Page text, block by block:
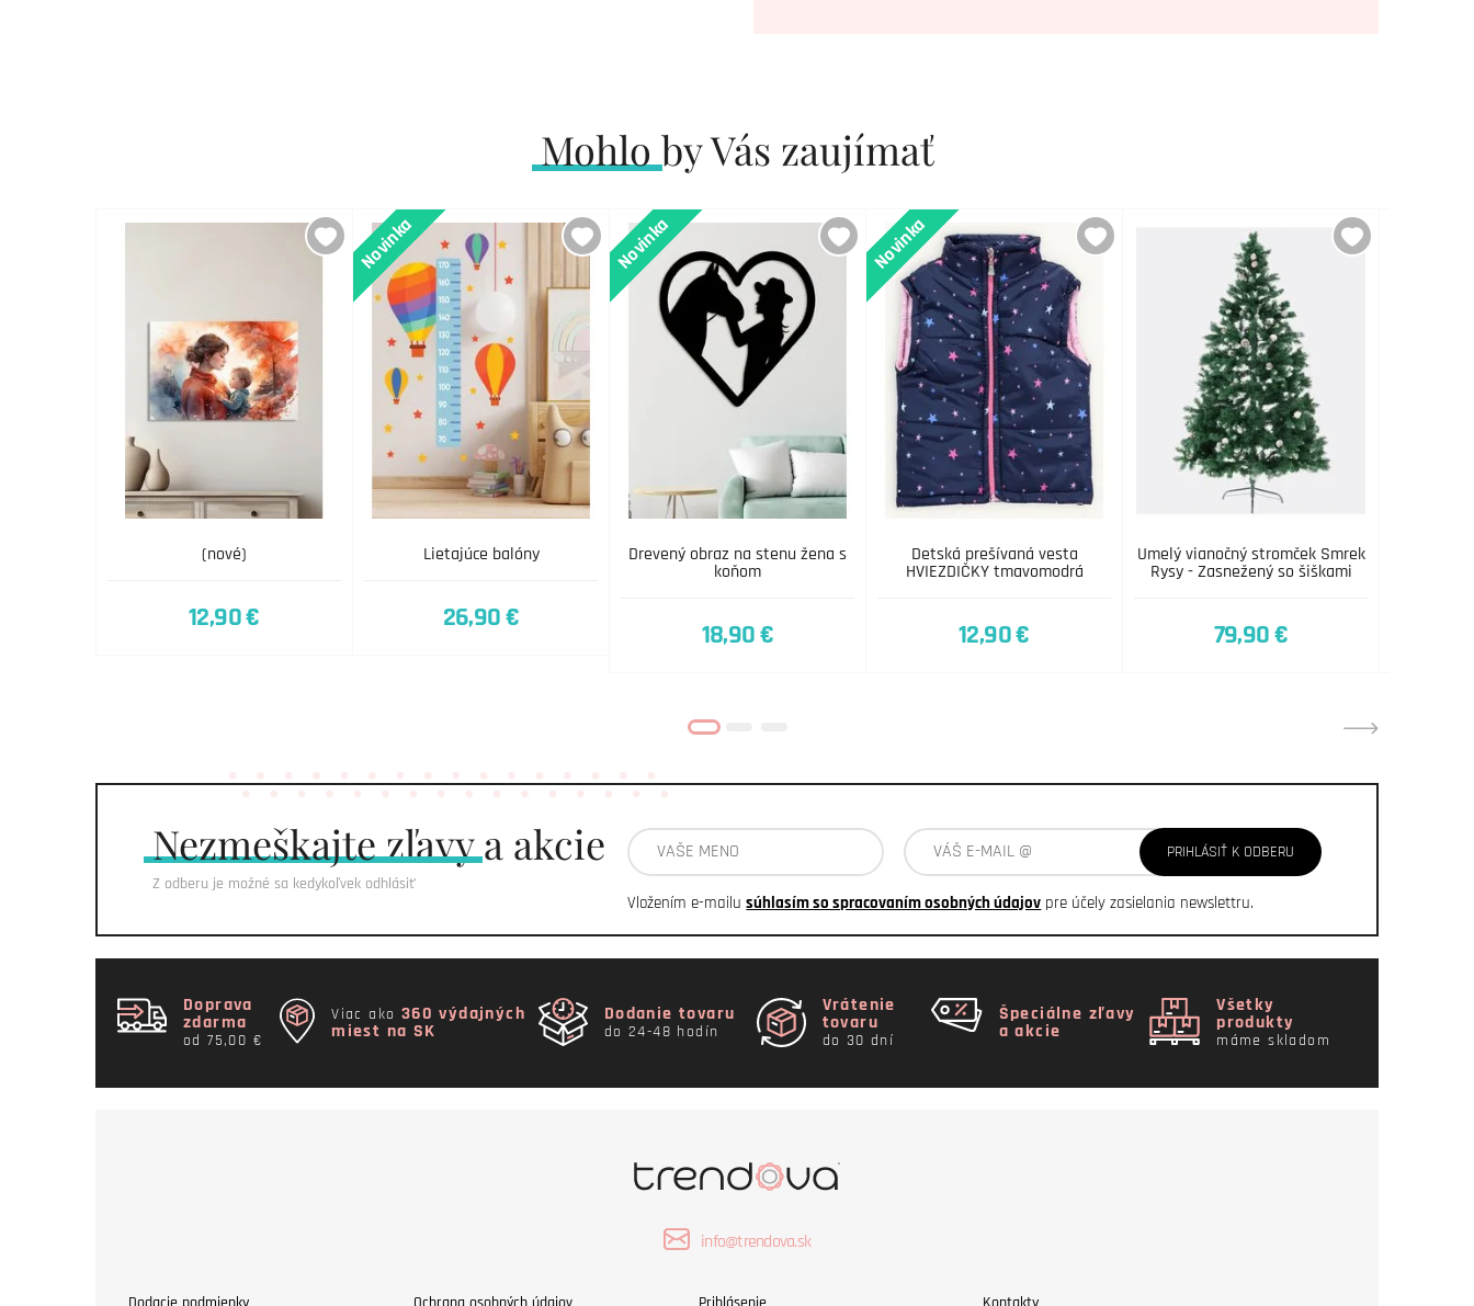
Mohlo by Vás zaujímať
(nové)
12,90 €
Lietajúce balóny
Novinka
26,90 €
Drevený obraz na stenu žena s
koňom
Novinka
18,90 €
Detská prešívaná vesta
HVIEZDIČKY tmavomodrá
Novinka
12,90 €
Umelý vianočný stromček Smrek
Rysy - Zasnežený so šiškami
79,90 €
Nezmeškajtezľavy a akcie
Z odberu je možné sa kedykoľvek odhlásiť
PRIHLÁSIŤ K ODBERU
Vložením e-mailusúhlasím so spracovaním osobných údajov pre účely zasielania newslettru.
Doprava
zdarma
od 75,00 €
Viac ako 360 výdajných
miest na SK
Dodanie tovaru
do 24-48 hodín
Vrátenie
tovaru
do 30 dní
Špeciálne zľavy
a akcie
Všetky
produkty
máme skladom
info@trendova.sk